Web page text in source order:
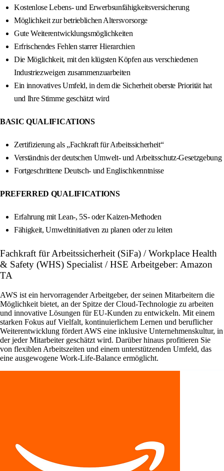
Kostenlose Lebens- und Erwerbsunfähigkeitsversicherung
Möglichkeit zur betrieblichen Altersvorsorge
Gute Weiterentwicklungsmöglichkeiten
Erfrischendes Fehlen starrer Hierarchien
Die Möglichkeit, mit den klügsten Köpfen aus verschiedenen
Industriezweigen zusammenzuarbeiten
Ein innovatives Umfeld, in dem die Sicherheit oberste Priorität hat
und Ihre Stimme geschätzt wird
BASIC QUALIFICATIONS
Zertifizierung als „Fachkraft für Arbeitssicherheit“
Verständnis der deutschen Umwelt- und Arbeitsschutz-Gesetzgebung
Fortgeschrittene Deutsch- und Englischkenntnisse
PREFERRED QUALIFICATIONS
Erfahrung mit Lean-, 5S- oder Kaizen-Methoden
Fähigkeit, Umweltinitiativen zu planen oder zu leiten
Fachkraft für Arbeitssicherheit (SiFa) / Workplace Health
& Safety (WHS) Specialist / HSE Arbeitgeber: Amazon
TA
AWS ist ein hervorragender Arbeitgeber, der seinen Mitarbeitern die
Möglichkeit bietet, an der Spitze der Cloud-Technologie zu arbeiten
und innovative Lösungen für EU-Kunden zu entwickeln. Mit einem
starken Fokus auf Vielfalt, kontinuierlichem Lernen und beruflicher
Weiterentwicklung fördert AWS eine inklusive Unternehmenskultur, in
der jeder Mitarbeiter geschätzt wird. Darüber hinaus profitieren Sie
von flexiblen Arbeitszeiten und einem unterstützenden Umfeld, das
eine ausgewogene Work-Life-Balance ermöglicht.